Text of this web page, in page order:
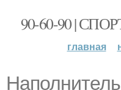
90-60-90 |
главная